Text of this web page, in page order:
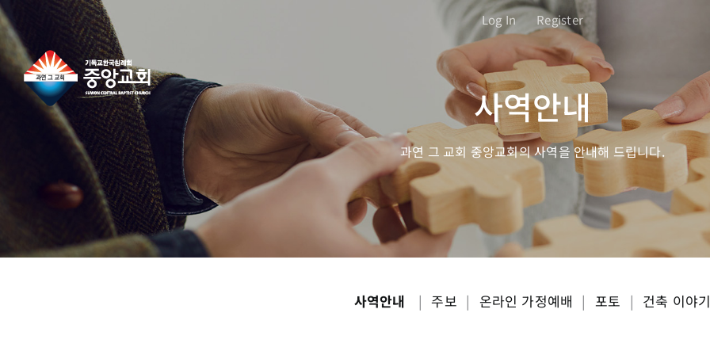
콘
텐
츠
로
Log In Register
사역안내
과연 그 교회 중앙교회의 사역을 안내해 드립니다.
사역안내 | 주보 | 온라인 가정예배 | 포토 | 건축 이야